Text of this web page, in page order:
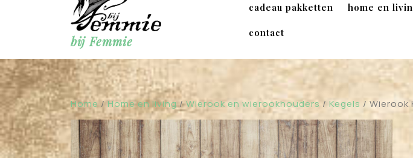
bij Femmie
cadeau pakketten home en
contact
Home/Home en living/Wierook en wierookhouders / Kegels / Wierook